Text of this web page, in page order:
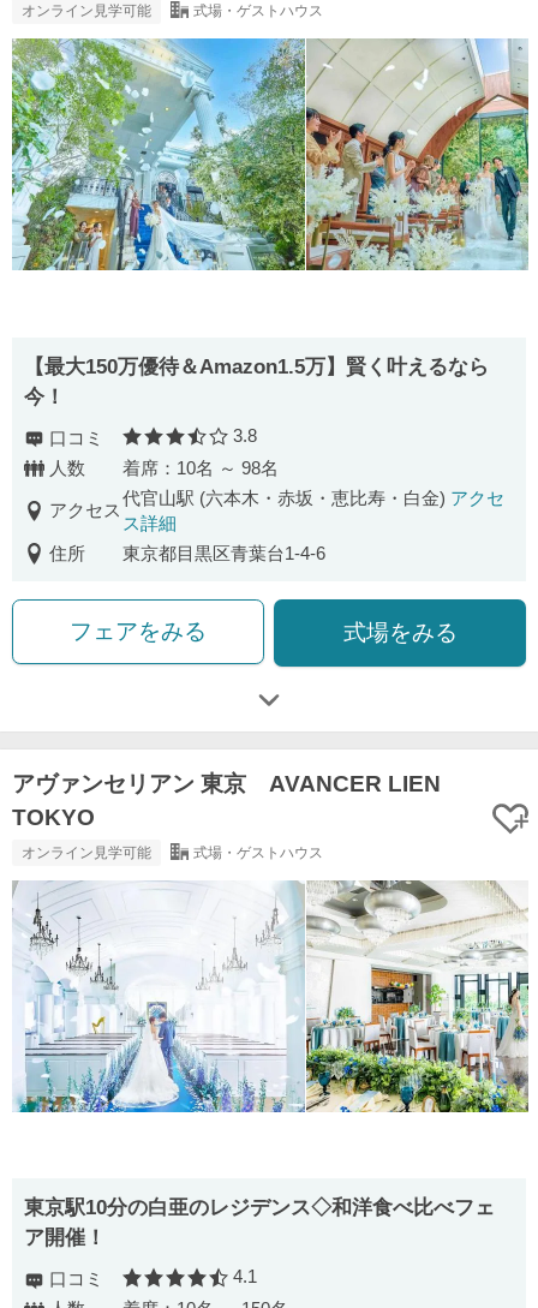
オンライン見学可能 式場・ゲストハウス
【最⼤150万優待＆Amazon1.5万】賢く叶えるなら
今！
口コミ 口コミ評価
3.8
人数
着席：10名 ～ 98名
アクセス
代官山駅 (六本木・赤坂・恵比寿・白金) アクセ
ス詳細
住所
東京都目黒区青葉台1-4-6
フェアをみる 式場をみる
アヴァンセリアン 東京 AVANCER LIEN
TOKYO
オンライン見学可能 式場・ゲストハウス
東京駅10分の白亜のレジデンス◇和洋食べ比べフェ
ア開催！
口コミ 口コミ評価
4.1